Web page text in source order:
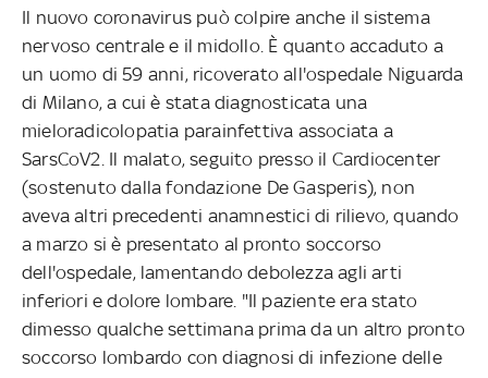
Il nuovo coronavirus può colpire anche il sistema
nervoso centrale e il midollo. È quanto accaduto a
un uomo di 59 anni, ricoverato all'ospedale Niguarda
di Milano, a cui è stata diagnosticata una
mieloradicolopatia parainfettiva associata a
SarsCoV2. Il malato, seguito presso il Cardiocenter
(sostenuto dalla fondazione De Gasperis), non
aveva altri precedenti anamnestici di rilievo, quando
a marzo si è presentato al pronto soccorso
dell'ospedale, lamentando debolezza agli arti
inferiori e dolore lombare. "Il paziente era stato
dimesso qualche settimana prima da un altro pronto
soccorso lombardo con diagnosi di infezione delle